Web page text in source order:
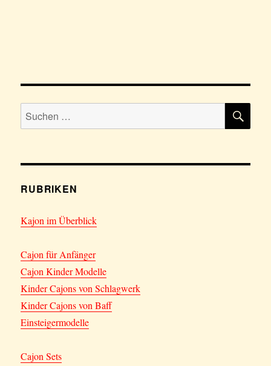
Suchen
nach:
RUBRIKEN
Kajon im Überblick
Cajon für Anfänger
Cajon Kinder Modelle
Kinder Cajons von Schlagwerk
Kinder Cajons von Baff
Einsteigermodelle
Cajon Sets